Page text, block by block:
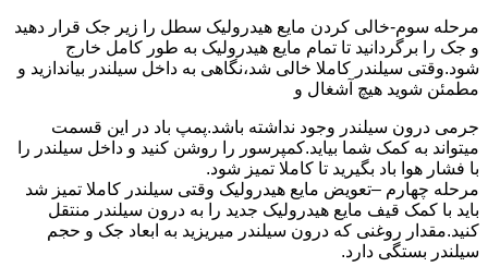
مرحله سوم-خالی کردن مایع هیدرولیک سطل را زیر جک قرار دهید
و جک را برگردانید تا تمام مایع هیدرولیک به طور کامل خارج
شود.وقتی سیلندر کاملا خالی شد،نگاهی به داخل سیلندر بیاندازید و
مطمئن شوید هیچ آشغال و
جرمی درون سیلندر وجود نداشته باشد.پمپ باد در این قسمت
میتواند به کمک شما بیاید.کمپرسور را روشن کنید و داخل سیلندر را
با فشار هوا باد بگیرید تا کاملا تمیز شود.
مرحله چهارم –تعویض مایع هیدرولیک وقتی سیلندر کاملا تمیز شد
باید با کمک قیف مایع هیدرولیک جدید را به درون سیلندر منتقل
کنید.مقدار روغنی که درون سیلندر میریزید به ابعاد جک و حجم
سیلندر بستگی دارد.